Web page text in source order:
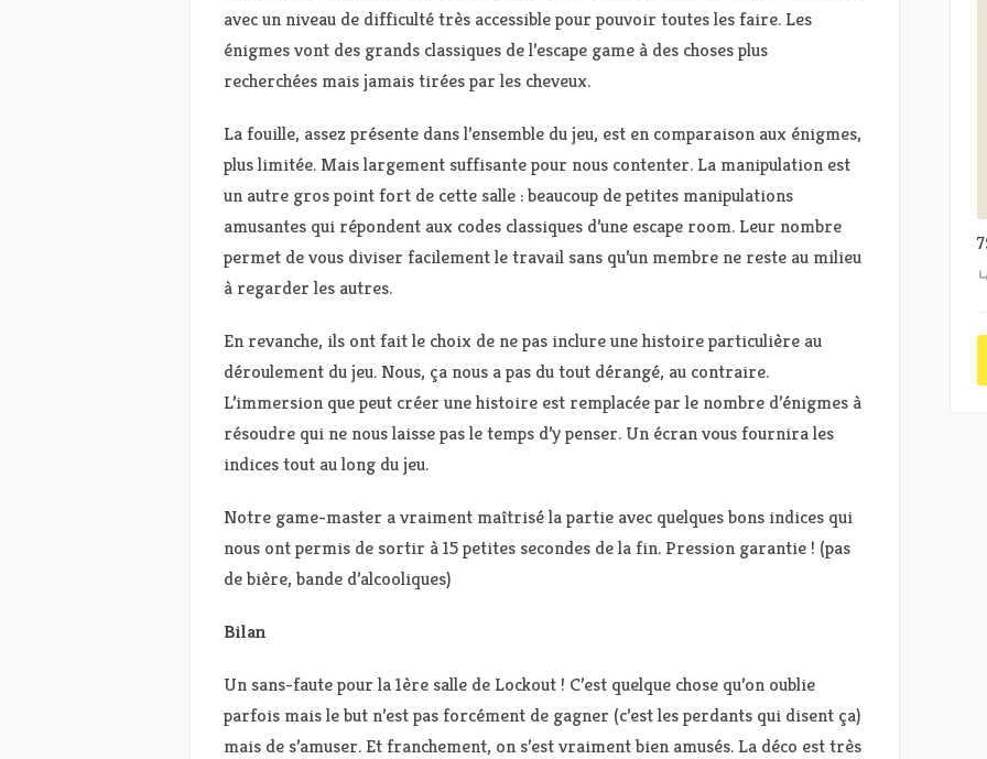
avec un niveau de difficulté très accessible pour pouvoir toutes les faire. Les
énigmes vont des grands classiques de l’escape game à des choses plus
recherchées mais jamais tirées par les cheveux.
La fouille, assez présente dans l’ensemble du jeu, est en comparaison aux énigmes,
plus limitée. Mais largement suffisante pour nous contenter. La manipulation est
un autre gros point fort de cette salle : beaucoup de petites manipulations
amusantes qui répondent aux codes classiques d’une escape room. Leur nombre
permet de vous diviser facilement le travail sans qu’un membre ne reste au milieu
à regarder les autres.
En revanche, ils ont fait le choix de ne pas inclure une histoire particulière au
déroulement du jeu. Nous, ça nous a pas du tout dérangé, au contraire.
L’immersion que peut créer une histoire est remplacée par le nombre d’énigmes à
résoudre qui ne nous laisse pas le temps d’y penser. Un écran vous fournira les
indices tout au long du jeu.
Notre game-master a vraiment maîtrisé la partie avec quelques bons indices qui
nous ont permis de sortir à 15 petites secondes de la fin. Pression garantie ! (pas
de bière, bande d’alcooliques)
Bilan
Un sans-faute pour la 1ère salle de Lockout ! C’est quelque chose qu’on oublie
parfois mais le but n’est pas forcément de gagner (c’est les perdants qui disent ça)
mais de s’amuser. Et franchement, on s’est vraiment bien amusés. La déco est très